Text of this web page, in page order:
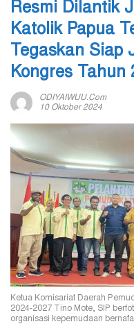
Resmi Dilantik
Katolik Papua
Tegaskan Siap
Kongres Tahun
ODIYAIWUU.com
10 Oktober 2024
Ketua Komisariat Daerah
2024-2027 Tino Mote, SIP
organisasi kepemudaan